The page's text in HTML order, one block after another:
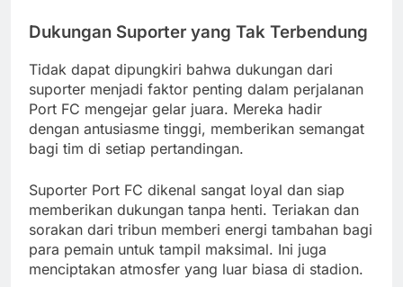
Dukungan Suporter yang Tak Terbendung
Tidak dapat dipungkiri bahwa dukungan dari
suporter menjadi faktor penting dalam perjalanan
Port FC mengejar gelar juara. Mereka hadir
dengan antusiasme tinggi, memberikan semangat
bagi tim di setiap pertandingan.
Suporter Port FC dikenal sangat loyal dan siap
memberikan dukungan tanpa henti. Teriakan dan
sorakan dari tribun memberi energi tambahan bagi
para pemain untuk tampil maksimal. Ini juga
menciptakan atmosfer yang luar biasa di stadion.